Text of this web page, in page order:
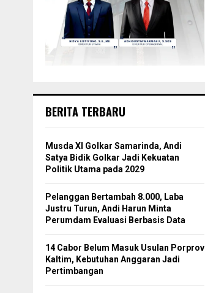
BERITA TERBARU
Musda XI Golkar Samarinda, Andi
Satya Bidik Golkar Jadi Kekuatan
Politik Utama pada 2029
Pelanggan Bertambah 8.000, Laba
Justru Turun, Andi Harun Minta
Perumdam Evaluasi Berbasis Data
14 Cabor Belum Masuk Usulan Porprov
Kaltim, Kebutuhan Anggaran Jadi
Pertimbangan